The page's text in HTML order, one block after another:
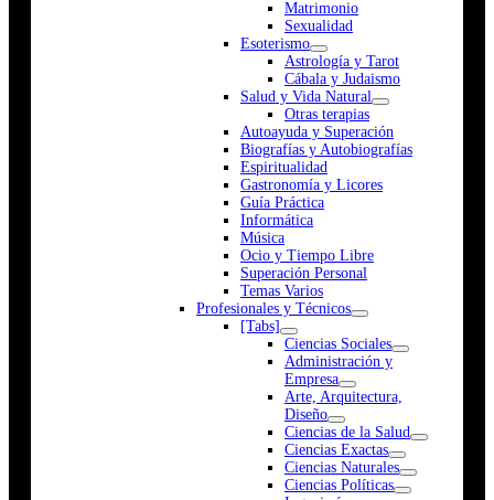
Matrimonio
Sexualidad
Esoterismo
Astrología y Tarot
Cábala y Judaismo
Salud y Vida Natural
Otras terapias
Autoayuda y Superación
Biografías y Autobiografías
Espiritualidad
Gastronomía y Licores
Guía Práctica
Informática
Música
Ocio y Tiempo Libre
Superación Personal
Temas Varios
Profesionales y Técnicos
[Tabs]
Ciencias Sociales
Administración y
Empresa
Arte, Arquitectura,
Diseño
Ciencias de la Salud
Ciencias Exactas
Ciencias Naturales
Ciencias Políticas